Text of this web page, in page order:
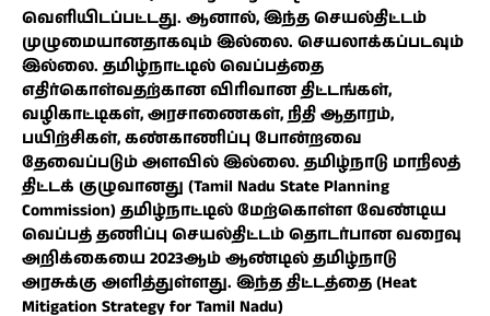
வெளியிடப்பட்டது. ஆனால், இந்த செயல்திட்டம்
முழுமையானதாகவும் இல்லை. செயலாக்கப்படவும்
இல்லை. தமிழ்நாட்டில் வெப்பத்தை
எதிர்கொள்வதற்கான விரிவான திட்டங்கள்,
வழிகாட்டிகள், அரசாணைகள், நிதி ஆதாரம்,
பயிற்சிகள், கண்காணிப்பு போன்றவை
தேவைப்படும் அளவில் இல்லை. தமிழ்நாடு மாநிலத்
திட்டக் குழுவானது (Tamil Nadu State Planning
Commission) தமிழ்நாட்டில் மேற்கொள்ள வேண்டிய
வெப்பத் தணிப்பு செயல்திட்டம் தொடர்பான வரைவு
அறிக்கையை 2023ஆம் ஆண்டில் தமிழ்நாடு
அரசுக்கு அளித்துள்ளது. இந்த திட்டத்தை (Heat
Mitigation Strategy for Tamil Nadu)